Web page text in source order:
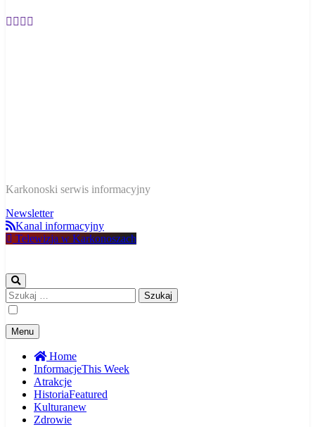
W Karkonoszach
Karkonoski serwis informacyjny
Newsletter
Kanal informacyjny
Telewizja w Karkonoszach
Szukaj:
Menu
Home
InformacjeThis Week
Atrakcje
HistoriaFeatured
Kulturanew
Zdrowie